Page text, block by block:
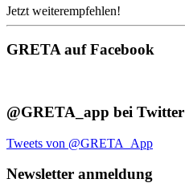
Jetzt weiterempfehlen!
GRETA auf Facebook
@GRETA_app bei Twitter
Tweets von @GRETA_App
Newsletter anmeldung